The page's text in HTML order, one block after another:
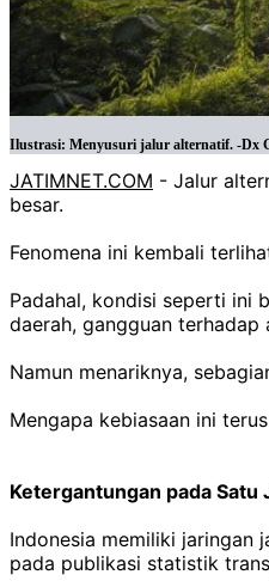
Ilustrasi: Menyusuri jalur alternatif. -Dx
JATIMNET.COM - Jalur
besar.
Fenomena ini kembali
Padahal, kondisi seperti ini
daerah, gangguan
Namun menariknya,
Mengapa kebiasaan ini
Ketergantungan pada Satu
Indonesia memiliki jaringan
pada publikasi statistik